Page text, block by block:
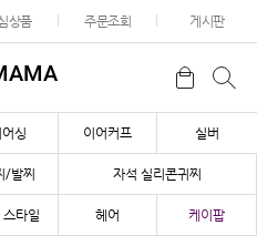
상품 주문조회 게시판
싱 이어커프 실버
/발찌 자석 실리콘귀찌
스타일 헤어 케이팝